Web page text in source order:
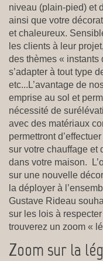
niveau (plain-pied) et
ainsi que votre
et chaleureux.
les clients à leur
des thèmes « instants
s’adapter à tout type
etc...L’avantage de
emprise au sol et
nécessité de
avec des matériaux
permettront
sur votre chauffage et
dans votre maison.
sur une nouvelle
la déployer à
Gustave Rideau
sur les lois à
trouverez un zoom «
Zoom sur la